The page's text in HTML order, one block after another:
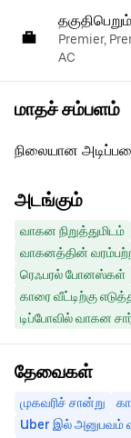
Premier,
AC
மாதச் சம்பளம்
நிலையான
அடங்கும்
வாகன நிறுத்துமிடம்
வாகனத்தின்
ரெஃபரல் போனஸ்கள்
காரை வீட்டிற்கு
டிப்போவில் வாகன
தேவைகள்
முகவரிச் சான்று
Uber இல் அனுபவம்